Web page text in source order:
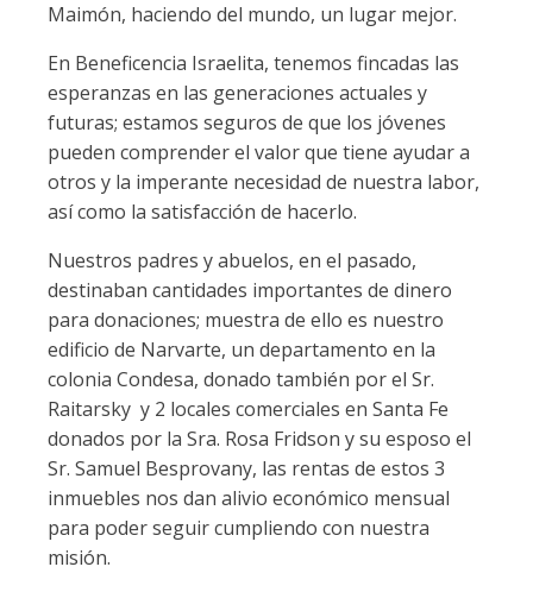
Maimón, haciendo del mundo, un lugar mejor.
En Beneficencia Israelita, tenemos fincadas las
esperanzas en las generaciones actuales y
futuras; estamos seguros de que los jóvenes
pueden comprender el valor que tiene ayudar a
otros y la imperante necesidad de nuestra labor,
así como la satisfacción de hacerlo.
Nuestros padres y abuelos, en el pasado,
destinaban cantidades importantes de dinero
para donaciones; muestra de ello es nuestro
edificio de Narvarte, un departamento en la
colonia Condesa, donado también por el Sr.
Raitarsky y 2 locales comerciales en Santa Fe
donados por la Sra. Rosa Fridson y su esposo el
Sr. Samuel Besprovany, las rentas de estos 3
inmuebles nos dan alivio económico mensual
para poder seguir cumpliendo con nuestra
misión.